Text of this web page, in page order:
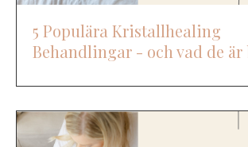
5 Populära Kristallhealing
Behandlingar - och vad de